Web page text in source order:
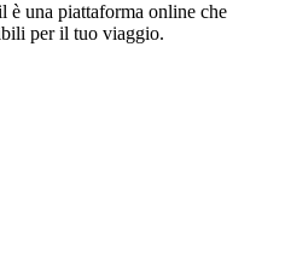
è una piattaforma online che
per il tuo viaggio.